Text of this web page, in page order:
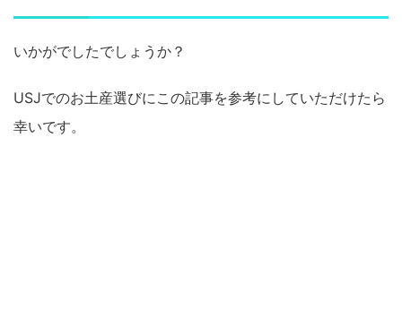
いかがでしたでしょうか？
USJでのお土産選びにこの記事を参考にしていただけたら
幸いです。